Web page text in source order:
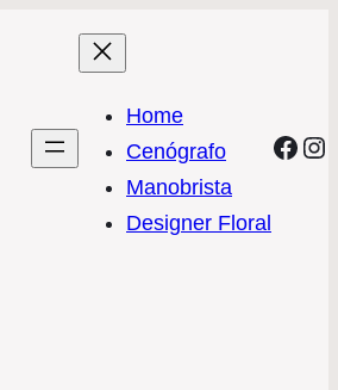
Home
Cenógrafo
Manobrista
Designer Floral